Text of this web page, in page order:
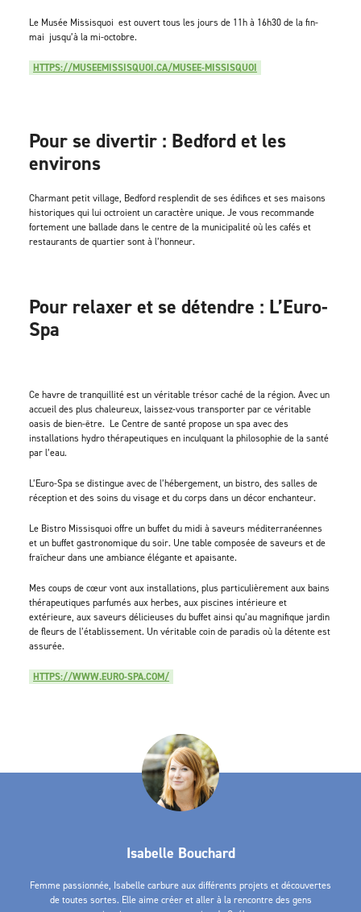
Le Musée Missisquoi est ouvert tous les jours de 11h à 16h30 de la fin-
mai jusqu’à la mi-octobre.
HTTPS://MUSEEMISSISQUOI.CA/MUSEE-MISSISQUOI
Pour se divertir : Bedford et les
environs
Charmant petit village, Bedford resplendit de ses édifices et ses maisons
historiques qui lui octroient un caractère unique. Je vous recommande
fortement une ballade dans le centre de la municipalité où les cafés et
restaurants de quartier sont à l’honneur.
Pour relaxer et se détendre : L’Euro-
Spa
Ce havre de tranquillité est un véritable trésor caché de la région. Avec un
accueil des plus chaleureux, laissez-vous transporter par ce véritable
oasis de bien-être. Le Centre de santé propose un spa avec des
installations hydro thérapeutiques en inculquant la philosophie de la santé
par l’eau.
L’Euro-Spa se distingue avec de l’hébergement, un bistro, des salles de
réception et des soins du visage et du corps dans un décor enchanteur.
Le Bistro Missisquoi offre un buffet du midi à saveurs méditerranéennes
et un buffet gastronomique du soir. Une table composée de saveurs et de
fraîcheur dans une ambiance élégante et apaisante.
Mes coups de cœur vont aux installations, plus particulièrement aux bains
thérapeutiques parfumés aux herbes, aux piscines intérieure et
extérieure, aux saveurs délicieuses du buffet ainsi qu’au magnifique jardin
de fleurs de l’établissement. Un véritable coin de paradis où la détente est
assurée.
HTTPS://WWW.EURO-SPA.COM/
Isabelle Bouchard
Femme passionnée, Isabelle carbure aux différents projets et découvertes
de toutes sortes. Elle aime créer et aller à la rencontre des gens